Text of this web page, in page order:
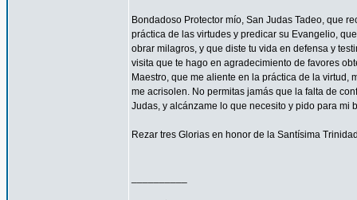
Bondadoso Protector mío, San Judas Tadeo, que
práctica de las virtudes y predicar su Evangelio,
obrar milagros, y que diste tu vida en defensa y
visita que te hago en agradecimiento de favores
Maestro, que me aliente en la práctica de la
me acrisolen. No permitas jamás que la falta de
Judas, y alcánzame lo que necesito y pido para mi
Rezar tres Glorias en honor de la Santísima